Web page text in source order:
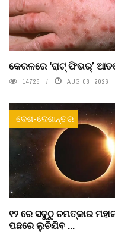
କେରଳରେ ‘ରାଟ୍ ଫିଭର୍’
14725 AUG 08, 2026
ଦେଶ-ଦେଶାନ୍ତର
୧୨ ରେ ସବୁଠୁ ଚମତ୍କାର
ପଛରେ ଲୁଚିଯିବ ...